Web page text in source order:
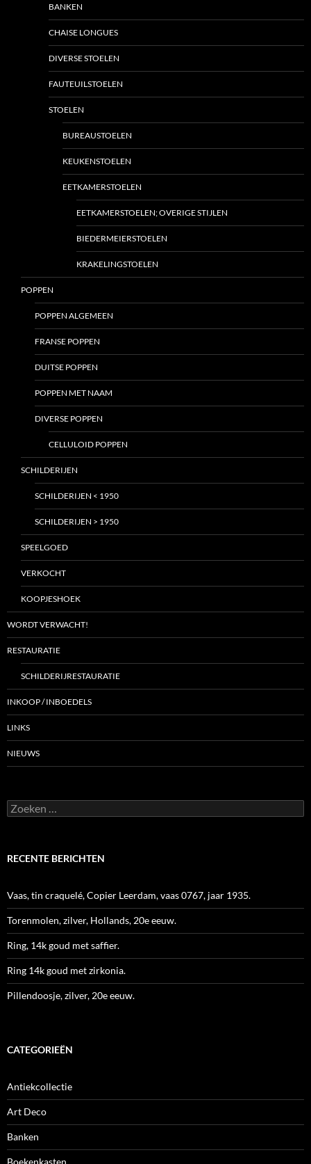
BANKEN
CHAISE LONGUES
DIVERSE STOELEN
FAUTEUILSTOELEN
STOELEN
BUREAUSTOELEN
KEUKENSTOELEN
EETKAMERSTOELEN
EETKAMERSTOELEN; OVERIGE STIJLEN
BIEDERMEIERSTOELEN
KRAKELINGSTOELEN
POPPEN
POPPEN ALGEMEEN
FRANSE POPPEN
DUITSE POPPEN
POPPEN MET NAAM
DIVERSE POPPEN
CELLULOID POPPEN
SCHILDERIJEN
SCHILDERIJEN < 1950
SCHILDERIJEN > 1950
SPEELGOED
VERKOCHT
KOOPJESHOEK
WORDT VERWACHT!
RESTAURATIE
SCHILDERIJRESTAURATIE
INKOOP / INBOEDELS
LINKS
NIEUWS
Zoeken
naar:
RECENTE BERICHTEN
Vaas, tin craquelé, Copier Leerdam, vaas 0767, jaar 1935.
Torenmolen, zilver, Hollands, 20e eeuw.
Ring, 14k goud met saffier.
Ring 14k goud met zirkonia.
Pillendoosje, zilver, 20e eeuw.
CATEGORIEËN
Antiekcollectie
Art Deco
Banken